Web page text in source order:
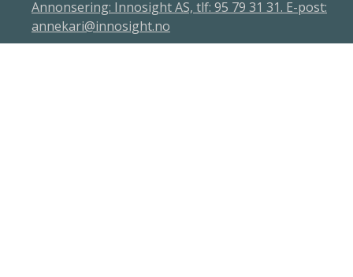
Annonsering: Innosight AS, tlf: 95 79 31 31. E-post:
annekari@innosight.no